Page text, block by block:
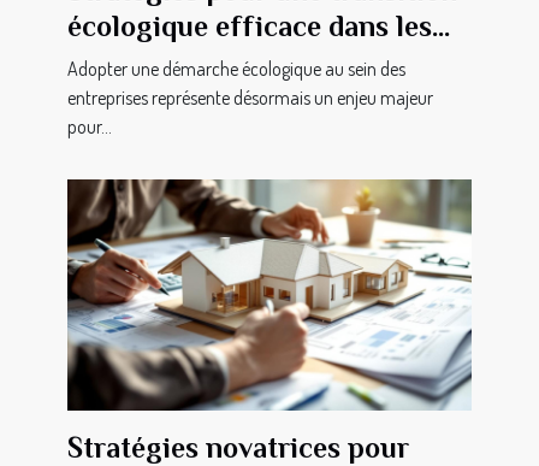
écologique efficace dans les
entreprises
Adopter une démarche écologique au sein des
entreprises représente désormais un enjeu majeur
pour...
Stratégies novatrices pour